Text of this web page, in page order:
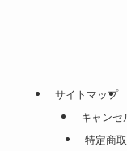
サイトマップ
キャンセ
特定商